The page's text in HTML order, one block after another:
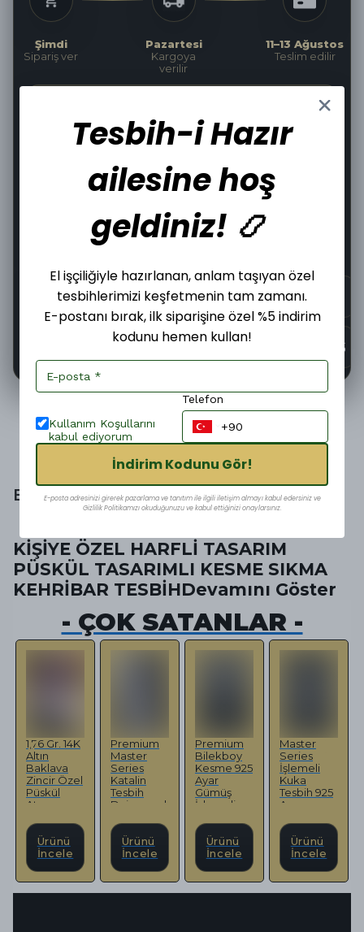
Şimdi
Sipariş ver
Pazartesi
Kargoya
verilir
11–13 Ağustos
Teslim edilir
Hızlı Kargo Kolay İade
Güvenli Alışveriş Tüm Kartlara 12 Taksit
Ürün Açıklaması
BİLGİ
KİŞİYE ÖZEL HARFLİ TASARIM
PÜSKÜL TASARIMLI KESME SIKMA
KEHRİBAR TESBİHDevamını Göster
- ÇOK SATANLAR -
1,76 Gr. 14K
Altın
Baklava
Zincir Özel
Püskül
Ateş
Tesbih
Ürünü
İncele
Premium
Master
Series
Katalin
Tesbih
Daimound
Tasarımlı
Ürünü
İncele
Premium
Bilekboy
Kesme 925
Ayar
Gümüş
İşlemeli
Oltu Taşı
Tesbih
Ürünü
İncele
Master
Series
İşlemeli
Kuka
Tesbih 925
Ayar
Püskül
Tasarımlı
Ürünü
İncele
Tesbih-i Hazır
ailesine hoş
geldiniz! 📿
El işçiliğiyle hazırlanan, anlam taşıyan özel
tesbihlerimizi keşfetmenin tam zamanı.
E-postanı bırak, ilk siparişine özel %5 indirim
kodunu hemen kullan!
Kullanım Koşullarını
kabul ediyorum
Telefon
İndirim Kodunu Gör!
E-posta adresinizi girerek pazarlama ve tanıtım ile ilgili iletişim almayı kabul edersiniz ve
Gizlilik Politikamızı okuduğunuzu ve kabul ettiğinizi onaylarsınız.